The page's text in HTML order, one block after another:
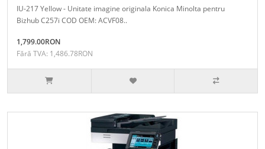
IU-217 Yellow - Unitate imagine originala Konica Minolta pentru
Bizhub C257i COD OEM: ACVF08..
1,799.00RON
Fără TVA: 1,486.78RON